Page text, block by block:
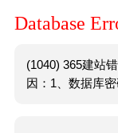
Database
(1040) 365建站
因：1、数据库